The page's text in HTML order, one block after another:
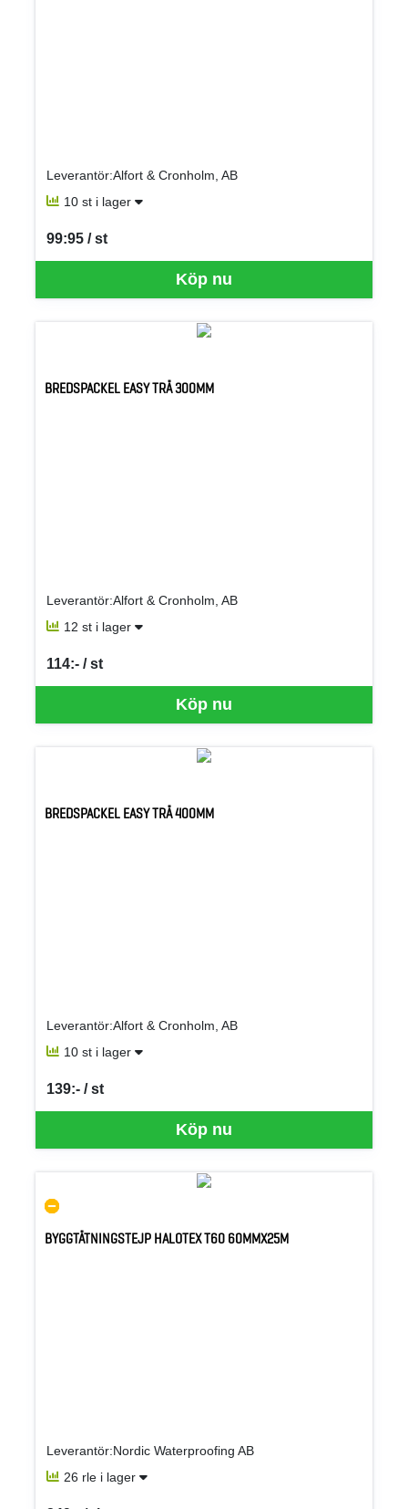
Leverantör:Alfort & Cronholm, AB
10 st i lager
Köp nu
99:95 / st
SEK per ST
BREDSPACKEL EASY TRÄ 300MM
Leverantör:Alfort & Cronholm, AB
12 st i lager
Köp nu
114:- / st
SEK per ST
BREDSPACKEL EASY TRÄ 400MM
Leverantör:Alfort & Cronholm, AB
10 st i lager
Köp nu
139:- / st
SEK per ST
BYGGTÄTNINGSTEJP HALOTEX T60 60MMX25M
Leverantör:Nordic Waterproofing AB
26 rle i lager